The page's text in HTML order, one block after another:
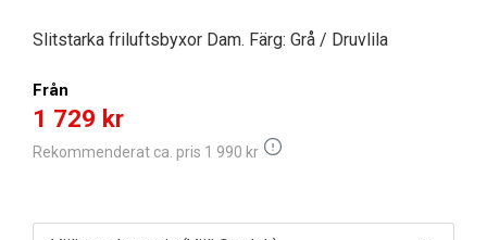
Slitstarka friluftsbyxor Dam. Färg: Grå / Druvlila
Från
1 729 kr
Rekommenderat ca. pris 1 990 kr